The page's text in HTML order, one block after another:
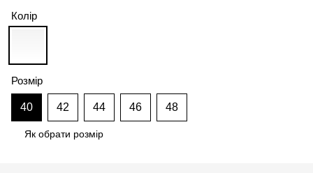
Колір
Розмір
40 42 44 46 48
Як обрати розмір